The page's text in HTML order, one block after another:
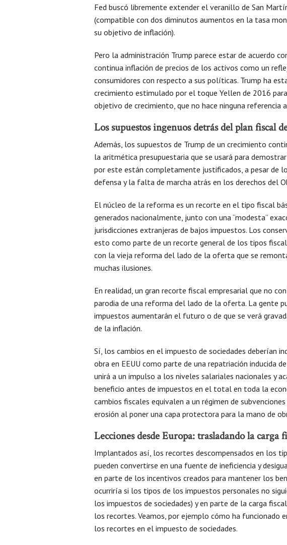
Fed buscó libremente extender el veranillo de San
(compatible con dos diminutos aumentos en la tasa
su objetivo de inflación).
Pero la administración Trump parece estar de acuerdo
continua inflación de precios de los activos como un
consumidores con respecto a sus políticas. Trump ha
crecimiento estimulado por el toque Yellen de 2016
objetivo de crecimiento, que no hace ninguna referencia
Los supuestos ingenuos detrás del plan fiscal
Además, los supuestos de Trump de un crecimiento
la aritmética presupuestaria que se usará para
por este están completamente justificados, a pesar de
defensa y la falta de marcha atrás en los derechos del
El núcleo de la reforma es un recorte en el tipo fiscal
generados nacionalmente, junto con una “modesta”
jurisdicciones extranjeras de bajos impuestos. Los
esto como parte de un recorte general de los tipos
con la vieja reforma del lado de la oferta que se
muchas ilusiones.
En realidad, un gran recorte fiscal empresarial que no
parodia de una reforma del lado de la oferta. La gente
impuestos aumentarán el futuro o de que se verá
de la inflación.
Sí, los cambios en el impuesto de sociedades deberían
obra en EEUU como parte de una repatriación inducida
unirá a un impulso a los niveles salariales nacionales y
beneficio antes de impuestos en el total en toda la
cambios fiscales equivalen a un régimen de
erosión al poner una capa protectora para la mano de
Lecciones desde Europa: trasladando la carga
Implantados así, los recortes descompensados en los
pueden convertirse en una fuente de ineficiencia y
en parte de los incentivos creados para mantener los
ocurriría si los tipos de los impuestos personales no
los impuestos de sociedades) y en parte de la carga
los recortes. Veamos, por ejemplo cómo ha funcionado
los recortes en el impuesto de sociedades.